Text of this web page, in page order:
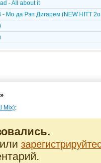
- All about it
- Мо да Рэп Дигарем (NEW HITT
Mix):